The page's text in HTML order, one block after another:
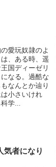
愛玩奴隷のよ
、ある時、遥
国ディーゼリ
なる。過酷な
なんとか辿り
小さいけれ
学...
気者になり